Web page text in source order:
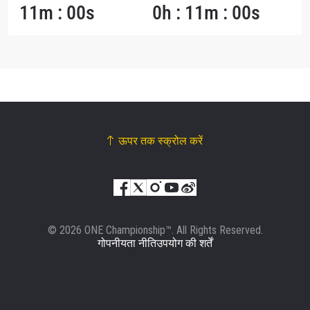
11m : 00s 0h : 11m : 00s
ऊपर तक स्क्रोल करें
© 2026 ONE Championship™. All Rights Reserved.
गोपनीयता नीतिउपयोग की शर्तें